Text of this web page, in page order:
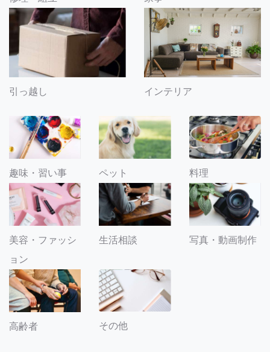
引っ越し インテリア
趣味・習い事 ペット 料理
美容・ファッシ
ョン
生活相談 写真・動画制作
高齢者 その他